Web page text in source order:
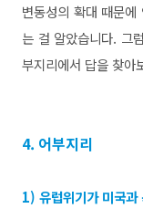
변동성의 확대 때문
는 걸 알았습니다. 그
부지리에서 답을 찾아
4. 어부지리
1) 유럽위기가 미국과